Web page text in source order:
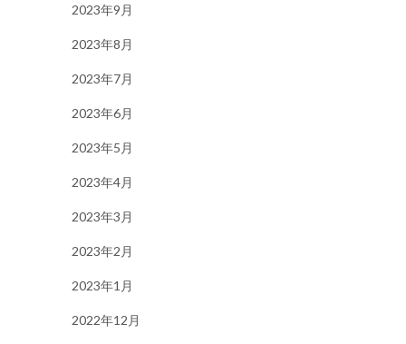
2023年9月
2023年8月
2023年7月
2023年6月
2023年5月
2023年4月
2023年3月
2023年2月
2023年1月
2022年12月